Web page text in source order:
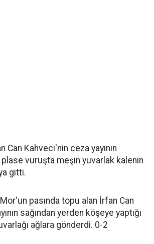
Can Kahveci'nin ceza yayının
plase vuruşta meşin yuvarlak kalenin
gitti.
pasında topu alan İrfan Can
sağından yerden köşeye yaptığı
ağlara gönderdi. 0-2